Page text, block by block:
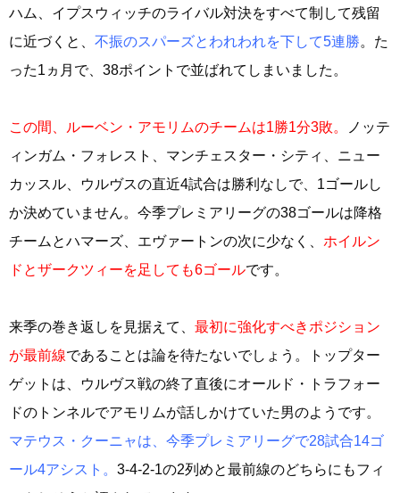
ハム、イプスウィッチのライバル対決をすべて制して残留
に近づくと、 不振のスパーズとわれわれを下して5連勝。た
った1ヵ月で、38ポイントで並ばれてしまいました。
この間、ルーベン・アモリムのチームは1勝1分3敗。
ノッテ
ィンガム・フォレスト、マンチェスター・シティ、ニュー
カッスル、ウルヴスの直近4試合は勝利なしで、1ゴールし
か決めていません。今季プレミアリーグの38ゴールは降格
チームとハマーズ、エヴァートンの次に少なく、 ホイルン
ドとザークツィーを足しても6ゴールです。
来季の巻き返しを見据えて、 最初に強化すべきポジション
が最前線であることは論を待たないでしょう。トップター
ゲットは、ウルヴス戦の終了直後にオールド・トラフォー
ドのトンネルでアモリムが話しかけていた男のようです。
マテウス・クーニャは、今季プレミアリーグで28試合14ゴ
ール4アシスト。 3‐4‐2-1の2列めと最前線のどちらにもフィ